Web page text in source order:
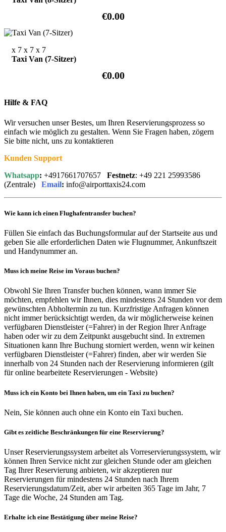
€0.00
x 7 x 7 x 7
Taxi Van (7-Sitzer)
€0.00
Hilfe & FAQ
Wir versuchen unser Bestes, um Ihren Reservierungsprozess so
einfach wie möglich zu gestalten. Wenn Sie Fragen haben, zögern
Sie bitte nicht, uns zu kontaktieren
Kunden Support
Whatsapp: +4917661707657 Festnetz: +49 221 25993586
(Zentrale) Email: info@airporttaxis24.com
Wie kann ich einen Flughafentransfer buchen?
Füllen Sie einfach das Buchungsformular auf der Startseite aus und
geben Sie alle erforderlichen Daten wie Flugnummer, Ankunftszeit
und Handynummer an.
Muss ich meine Reise im Voraus buchen?
Obwohl Sie Ihren Transfer buchen können, wann immer Sie
möchten, empfehlen wir Ihnen, dies mindestens 24 Stunden vor dem
gewünschten Abholtermin zu tun. Kurzfristige Anfragen können
nicht immer berücksichtigt werden, da wir möglicherweise keinen
verfügbaren Dienstleister (=Fahrer) in der Region Ihrer Anfrage
haben oder wir zu dem Zeitpunkt ausgebucht sind. In extremen
Situationen kann Ihre Buchung storniert werden, wenn wir keinen
verfügbaren Dienstleister (=Fahrer) finden, aber wir werden Sie
innerhalb von 24 Stunden nach der Reservierung informieren (gilt
für online bearbeitete Reservierungen - Website)
Muss ich ein Konto bei Ihnen haben, um ein Taxi zu buchen?
Nein, Sie können auch ohne ein Konto ein Taxi buchen.
Gibt es zeitliche Beschränkungen für eine Reservierung?
Unser Reservierungssystem arbeitet als Vorreservierungssystem, wir
können Ihren Service nicht zur gleichen Stunde oder am gleichen
Tag Ihrer Reservierung anbieten, wir akzeptieren nur
Reservierungen für mindestens 24 Stunden nach Ihrem
Reservierungsdatum/Zeit, aber wir arbeiten 365 Tage im Jahr, 7
Tage die Woche, 24 Stunden am Tag.
Erhalte ich eine Bestätigung über meine Reise?